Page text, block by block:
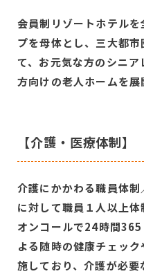
会員制リゾートホテル
プを母体とし、三大都
て、お元気な方のシニ
方向けの老人ホームを展
【介護・医療体制】
介護にかかわる職員体
に対して職員１人以上体
オンコールで24時間
よる随時の健康チェッ
施しており、介護が必